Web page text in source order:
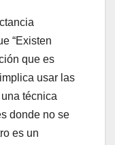
“Existen
que es
usar las
técnica
donde no se
es un